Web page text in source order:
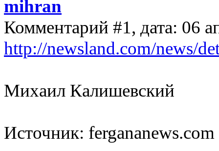
mihran
Комментарий #1, дата: 06
http://newsland.com/news/
Михаил Калишевский
Источник: fergananews.com